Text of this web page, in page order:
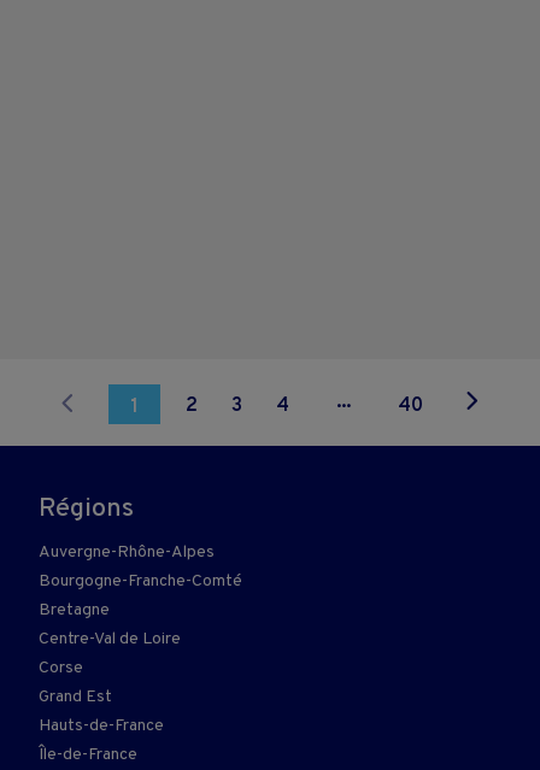
1 2 3 4 ... 40
Régions
Auvergne-Rhône-Alpes
Bourgogne-Franche-Comté
Bretagne
Centre-Val de Loire
Corse
Grand Est
Hauts-de-France
Île-de-France